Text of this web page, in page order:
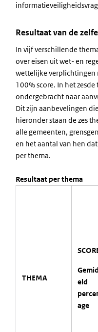
Resultaat van de
In vijf verschillende
over eisen uit wet- en
wettelijke verplichtingen
100% score. In het
ondergebracht naar
Dit zijn aanbevelingen
hieronder staan de zes
alle gemeenten,
en het aantal van hen
per thema.
Resultaat per thema
THEMA
eld
age